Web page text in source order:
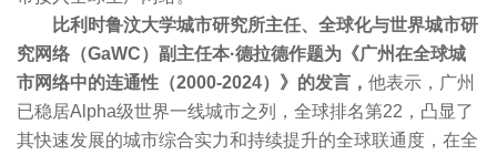
比利时鲁汶大学城市研究所主任、全球化与世界城市研
究网络（GaWC）副主任本·德拉德作题为《广州在全球城
市网络中的连通性（2000-2024）》的发言， 他表示，广州
已稳居Alpha级世界一线城市之列，全球排名第22，凸显了
其快速发展的城市综合实力和持续提升的全球联通度，在全